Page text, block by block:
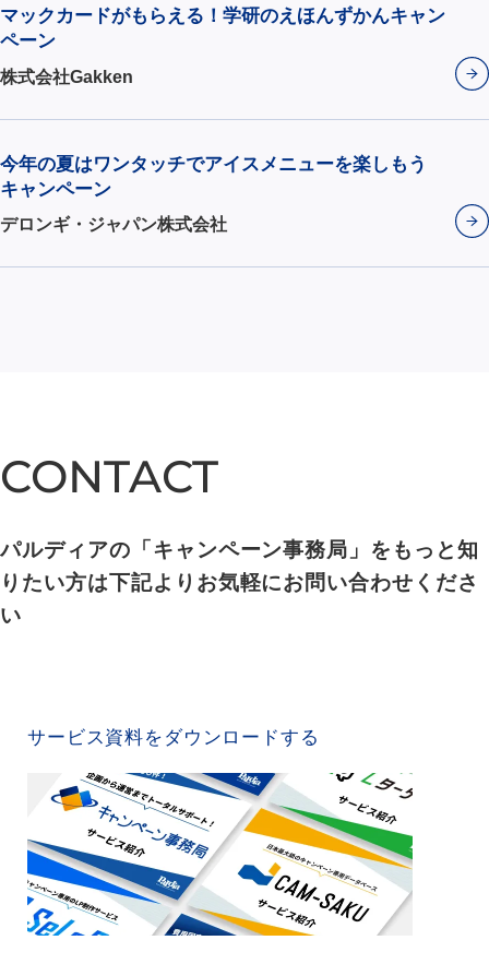
マックカードがもらえる！学研のえほんずかんキャン
ペーン
株式会社Gakken
今年の夏はワンタッチでアイスメニューを楽しもう
キャンペーン
デロンギ・ジャパン株式会社
CONTACT
CONTACT
パルディアの「キャンペーン事務局」をもっと知
りたい方は下記よりお気軽にお問い合わせくださ
い
サービス資料をダウンロードする